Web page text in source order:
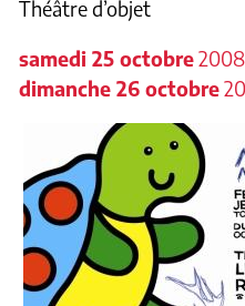
Théâtre d’objet
samedi 25 octobre2008
dimanche 26 octobre